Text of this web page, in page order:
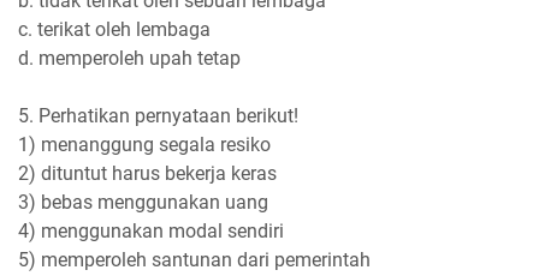
c. terikat oleh lembaga
d. memperoleh upah tetap
5. Perhatikan pernyataan berikut!
1) menanggung segala resiko
2) dituntut harus bekerja keras
3) bebas menggunakan uang
4) menggunakan modal sendiri
5) memperoleh santunan dari pemerintah